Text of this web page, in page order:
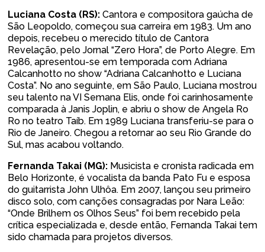
Luciana Costa (RS): Cantora e compositora gaúcha de
São Leopoldo, começou sua carreira em 1983. Um ano
depois, recebeu o merecido título de Cantora
Revelação, pelo Jornal “Zero Hora”, de Porto Alegre. Em
1986, apresentou-se em temporada com Adriana
Calcanhotto no show “Adriana Calcanhotto e Luciana
Costa”. No ano seguinte, em São Paulo, Luciana mostrou
seu talento na VI Semana Elis, onde foi carinhosamente
comparada à Janis Joplin, e abriu o show de Angela Ro
Ro no teatro Taíb. Em 1989 Luciana transferiu-se para o
Rio de Janeiro. Chegou a retornar ao seu Rio Grande do
Sul, mas acabou voltando.
Fernanda Takai (MG): Musicista e cronista radicada em
Belo Horizonte, é vocalista da banda Pato Fu e esposa
do guitarrista John Ulhôa. Em 2007, lançou seu primeiro
disco solo, com canções consagradas por Nara Leão:
“Onde Brilhem os Olhos Seus” foi bem recebido pela
crítica especializada e, desde então, Fernanda Takai tem
sido chamada para projetos diversos.